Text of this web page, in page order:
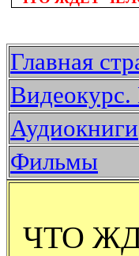
Главная
Видеокурс.
Аудиокниги
Фильмы
ЧТО